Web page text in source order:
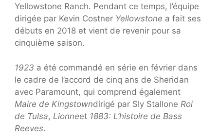
Yellowstone Ranch. Pendant ce temps, l’équipe
dirigée par Kevin Costner Yellowstone a fait ses
débuts en 2018 et vient de revenir pour sa
cinquième saison.
1923 a été commandé en série en février dans
le cadre de l’accord de cinq ans de Sheridan
avec Paramount, qui comprend également
Maire de Kingstowndirigé par Sly Stallone Roi
de Tulsa, Lionneet 1883: L’histoire de Bass
Reeves.